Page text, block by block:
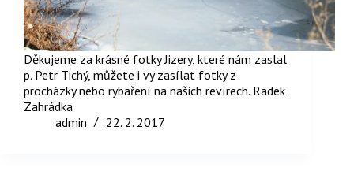
Děkujeme za krásné fotky Jizery, které nám zaslal
p. Petr Tichý, můžete i vy zasílat fotky z
procházky nebo rybaření na našich revírech. Radek
Zahrádka
admin
22. 2. 2017